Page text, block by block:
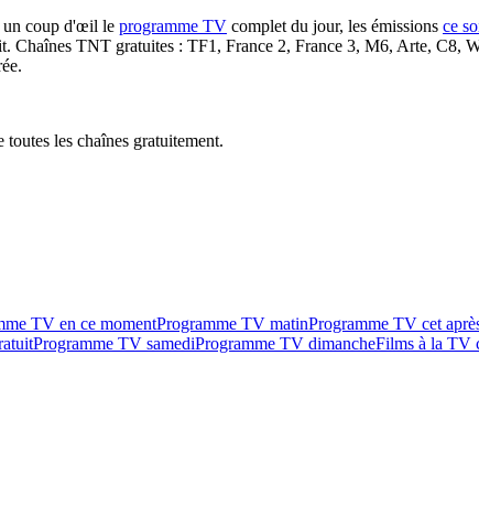
un coup d'œil le programme TV complet du jour, les émissions ce
Chaînes TNT gratuites : TF1, France 2, France 3, M6, Arte, C8,
les chaînes gratuitement.
TV en ce momentProgramme TV matinProgramme TV cet
Programme TV samediProgramme TV dimancheFilms à la TV